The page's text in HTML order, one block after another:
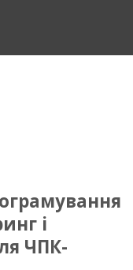
і
ЧПК-